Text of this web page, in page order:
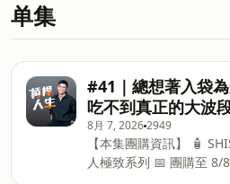
单集
#41｜總想著入袋
吃不到真正的大波
8月 7, 20262949
【本集團購資訊】 🧴 SHISEIDO MEN 男
人極致系列 📅 團購至 8/8 截止 🎁 專屬優